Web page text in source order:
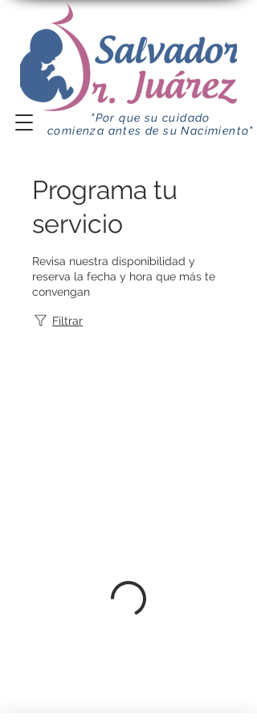
"Por que su cuidado
comienza antes de su Nacimiento"
Programa tu
servicio
Revisa nuestra disponibilidad y
reserva la fecha y hora que más te
convengan
Filtrar